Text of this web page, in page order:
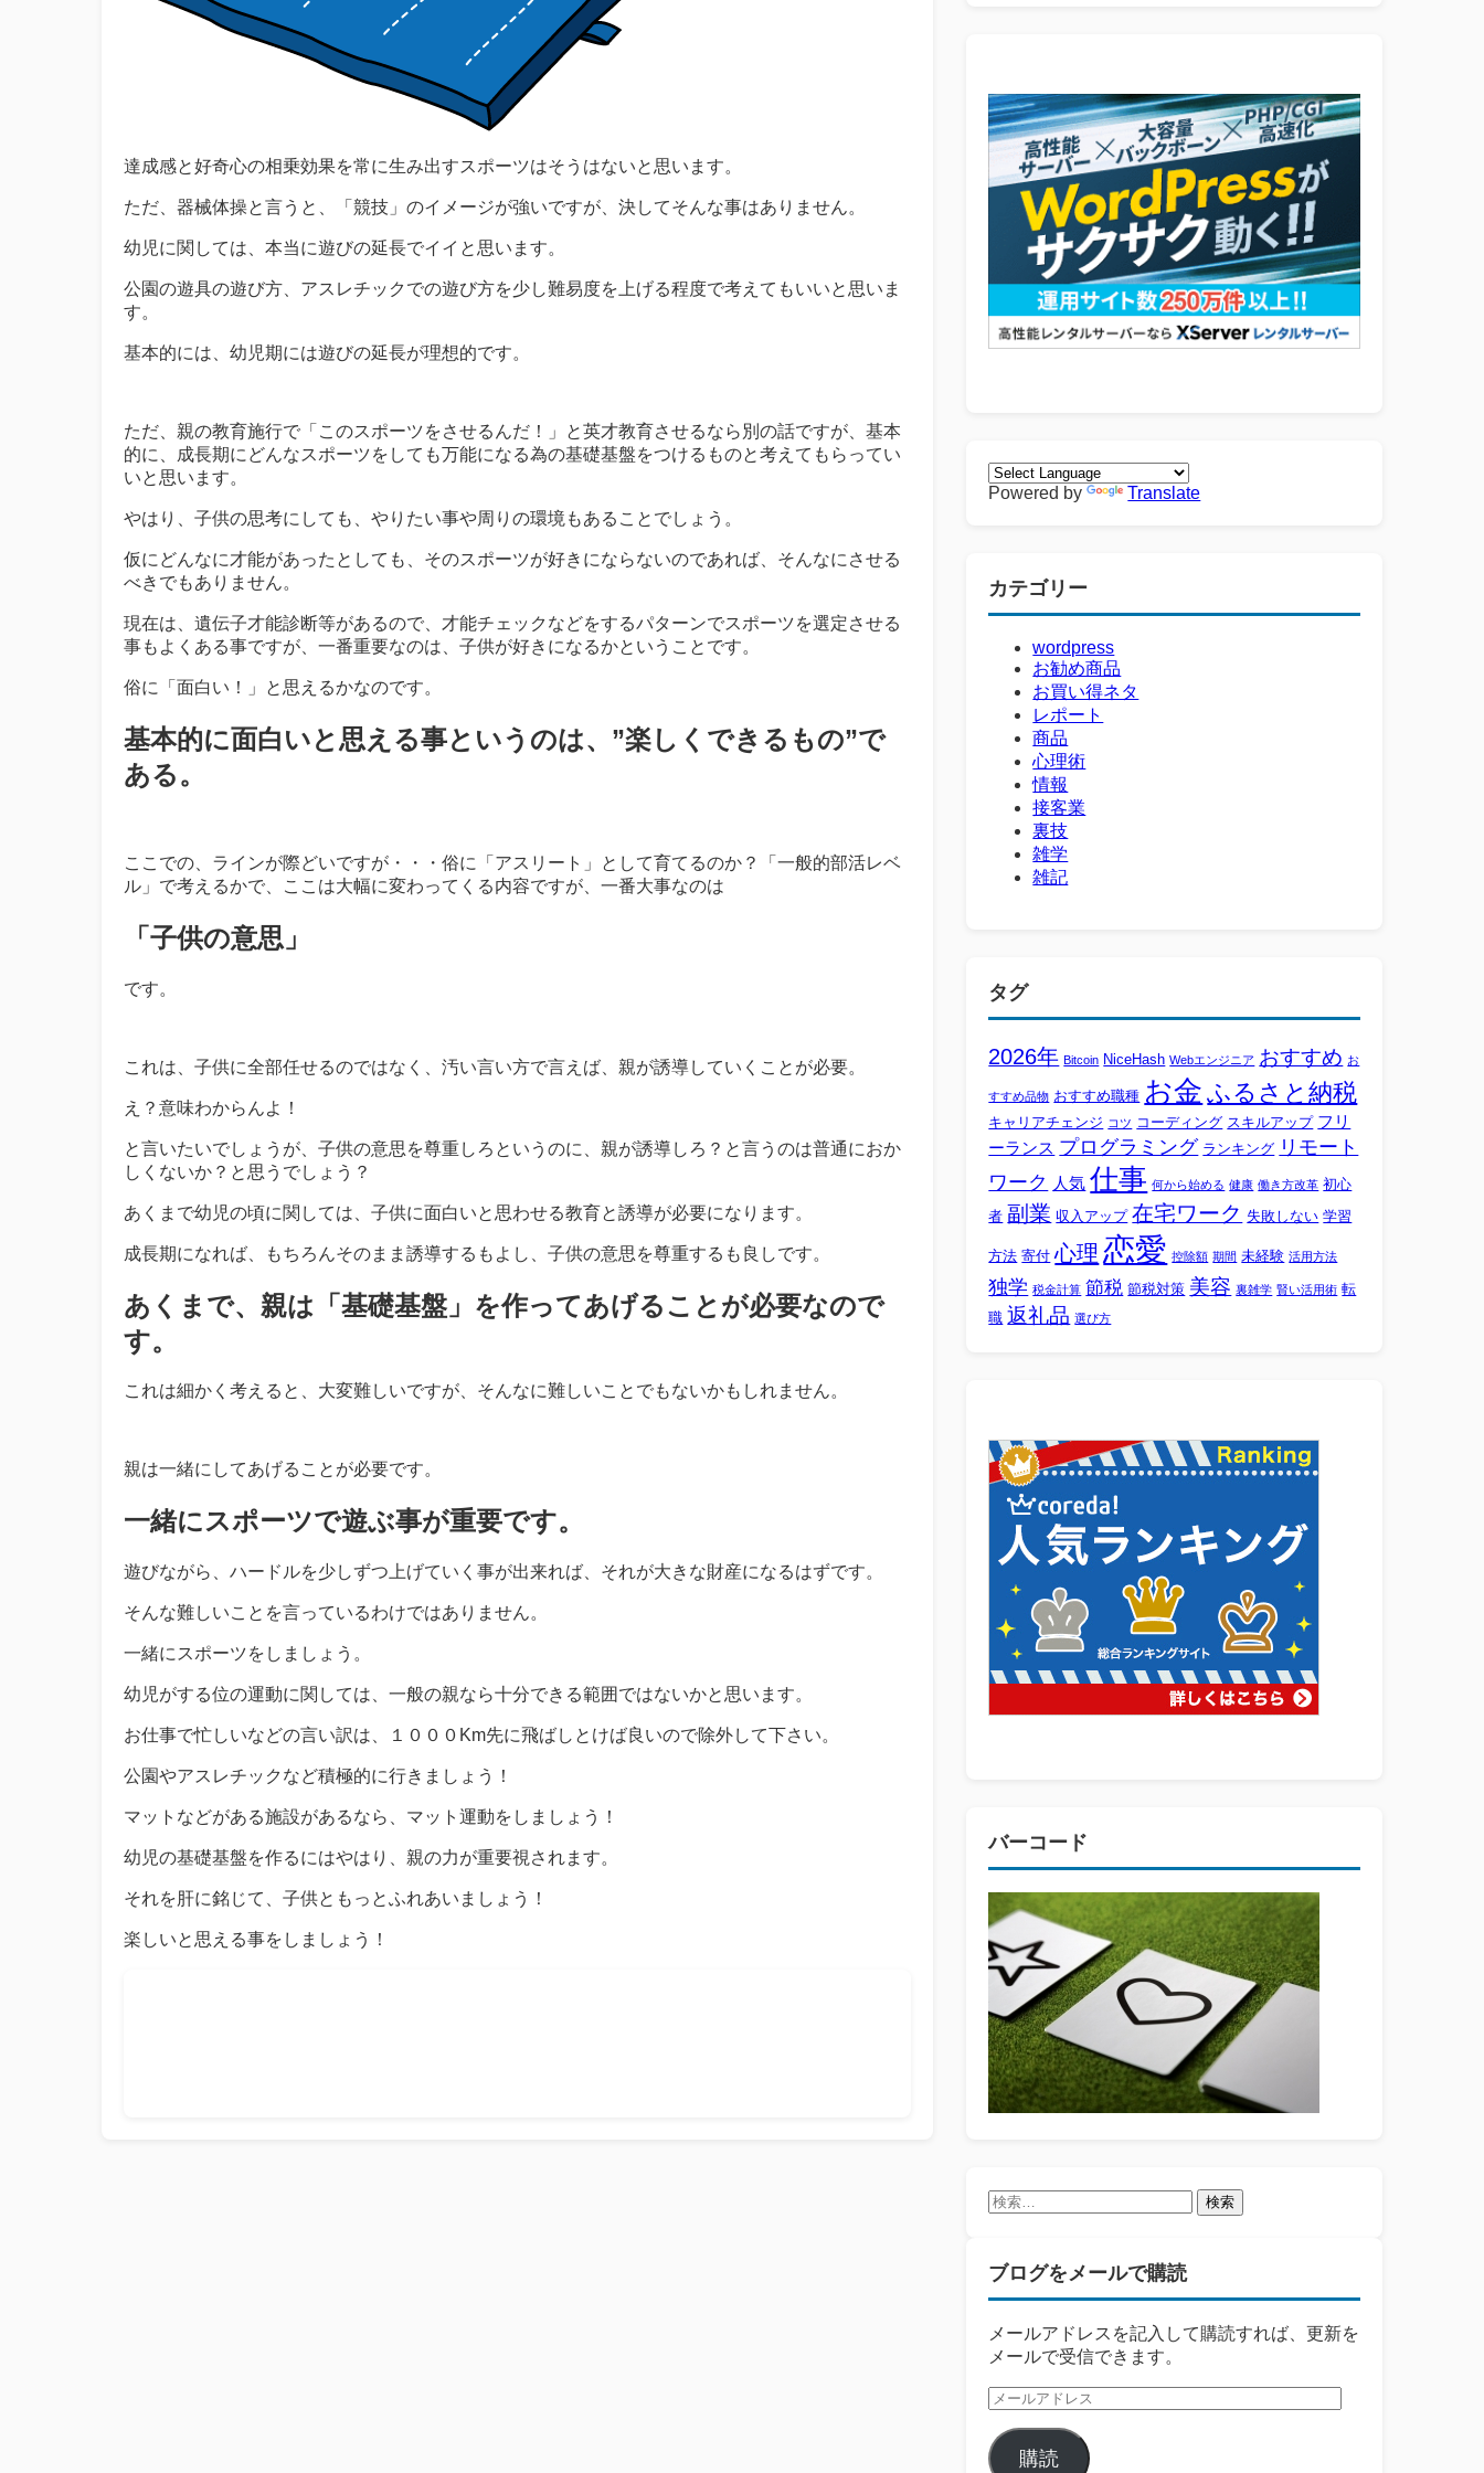
達成感と好奇心の相乗効果を常に生み出すスポーツはそうはないと思います。
ただ、器械体操と言うと、「競技」のイメージが強いですが、決してそんな事はありません。
幼児に関しては、本当に遊びの延長でイイと思います。
公園の遊具の遊び方、アスレチックでの遊び方を少し難易度を上げる程度で考えてもいいと思いま
す。
基本的には、幼児期には遊びの延長が理想的です。
ただ、親の教育施行で「このスポーツをさせるんだ！」と英才教育させるなら別の話ですが、基本
的に、成長期にどんなスポーツをしても万能になる為の基礎基盤をつけるものと考えてもらってい
いと思います。
やはり、子供の思考にしても、やりたい事や周りの環境もあることでしょう。
仮にどんなに才能があったとしても、そのスポーツが好きにならないのであれば、そんなにさせる
べきでもありません。
現在は、遺伝子才能診断等があるので、才能チェックなどをするパターンでスポーツを選定させる
事もよくある事ですが、一番重要なのは、子供が好きになるかということです。
俗に「面白い！」と思えるかなのです。
基本的に面白いと思える事というのは、”楽しくできるもの”で
ある。
ここでの、ラインが際どいですが・・・俗に「アスリート」として育てるのか？「一般的部活レベ
ル」で考えるかで、ここは大幅に変わってくる内容ですが、一番大事なのは
「子供の意思」
です。
これは、子供に全部任せるのではなく、汚い言い方で言えば、親が誘導していくことが必要。
え？意味わからんよ！
と言いたいでしょうが、子供の意思を尊重しろというのに、親が誘導しろ？と言うのは普通におか
しくないか？と思うでしょう？
あくまで幼児の頃に関しては、子供に面白いと思わせる教育と誘導が必要になります。
成長期になれば、もちろんそのまま誘導するもよし、子供の意思を尊重するも良しです。
あくまで、親は「基礎基盤」を作ってあげることが必要なので
す。
これは細かく考えると、大変難しいですが、そんなに難しいことでもないかもしれません。
親は一緒にしてあげることが必要です。
一緒にスポーツで遊ぶ事が重要です。
遊びながら、ハードルを少しずつ上げていく事が出来れば、それが大きな財産になるはずです。
そんな難しいことを言っているわけではありません。
一緒にスポーツをしましょう。
幼児がする位の運動に関しては、一般の親なら十分できる範囲ではないかと思います。
お仕事で忙しいなどの言い訳は、１０００Km先に飛ばしとけば良いので除外して下さい。
公園やアスレチックなど積極的に行きましょう！
マットなどがある施設があるなら、マット運動をしましょう！
幼児の基礎基盤を作るにはやはり、親の力が重要視されます。
それを肝に銘じて、子供ともっとふれあいましょう！
楽しいと思える事をしましょう！
Powered by Translate
カテゴリー
wordpress
お勧め商品
お買い得ネタ
レポート
商品
心理術
情報
接客業
裏技
雑学
雑記
タグ
2026年 Bitcoin NiceHash Webエンジニア おすすめ お
すすめ品物 おすすめ職種 お金 ふるさと納税
キャリアチェンジ コツ コーディング スキルアップ フリ
ーランス プログラミング ランキング リモート
ワーク 人気 仕事 何から始める 健康 働き方改革 初心
者 副業 収入アップ 在宅ワーク 失敗しない 学習
方法 寄付 心理 恋愛 控除額 期間 未経験 活用方法
独学 税金計算 節税 節税対策 美容 裏雑学 賢い活用術 転
職 返礼品 選び方
バーコード
検
ブログをメールで購読
メールアドレスを記入して購読すれば、更新を
メールで受信できます。
メ
ル
ア
購読